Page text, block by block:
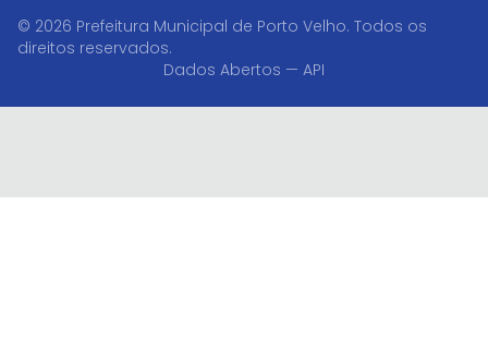
© 2026 Prefeitura Municipal de Porto Velho. Todos os
direitos reservados.
Dados Abertos — API